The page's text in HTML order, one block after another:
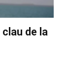
de la